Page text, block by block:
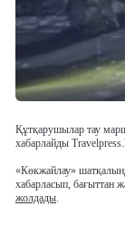
Құтқарушылар тау
хабарлайды
«Көкжайлау»
хабарласып, бағыттан
жолдады.